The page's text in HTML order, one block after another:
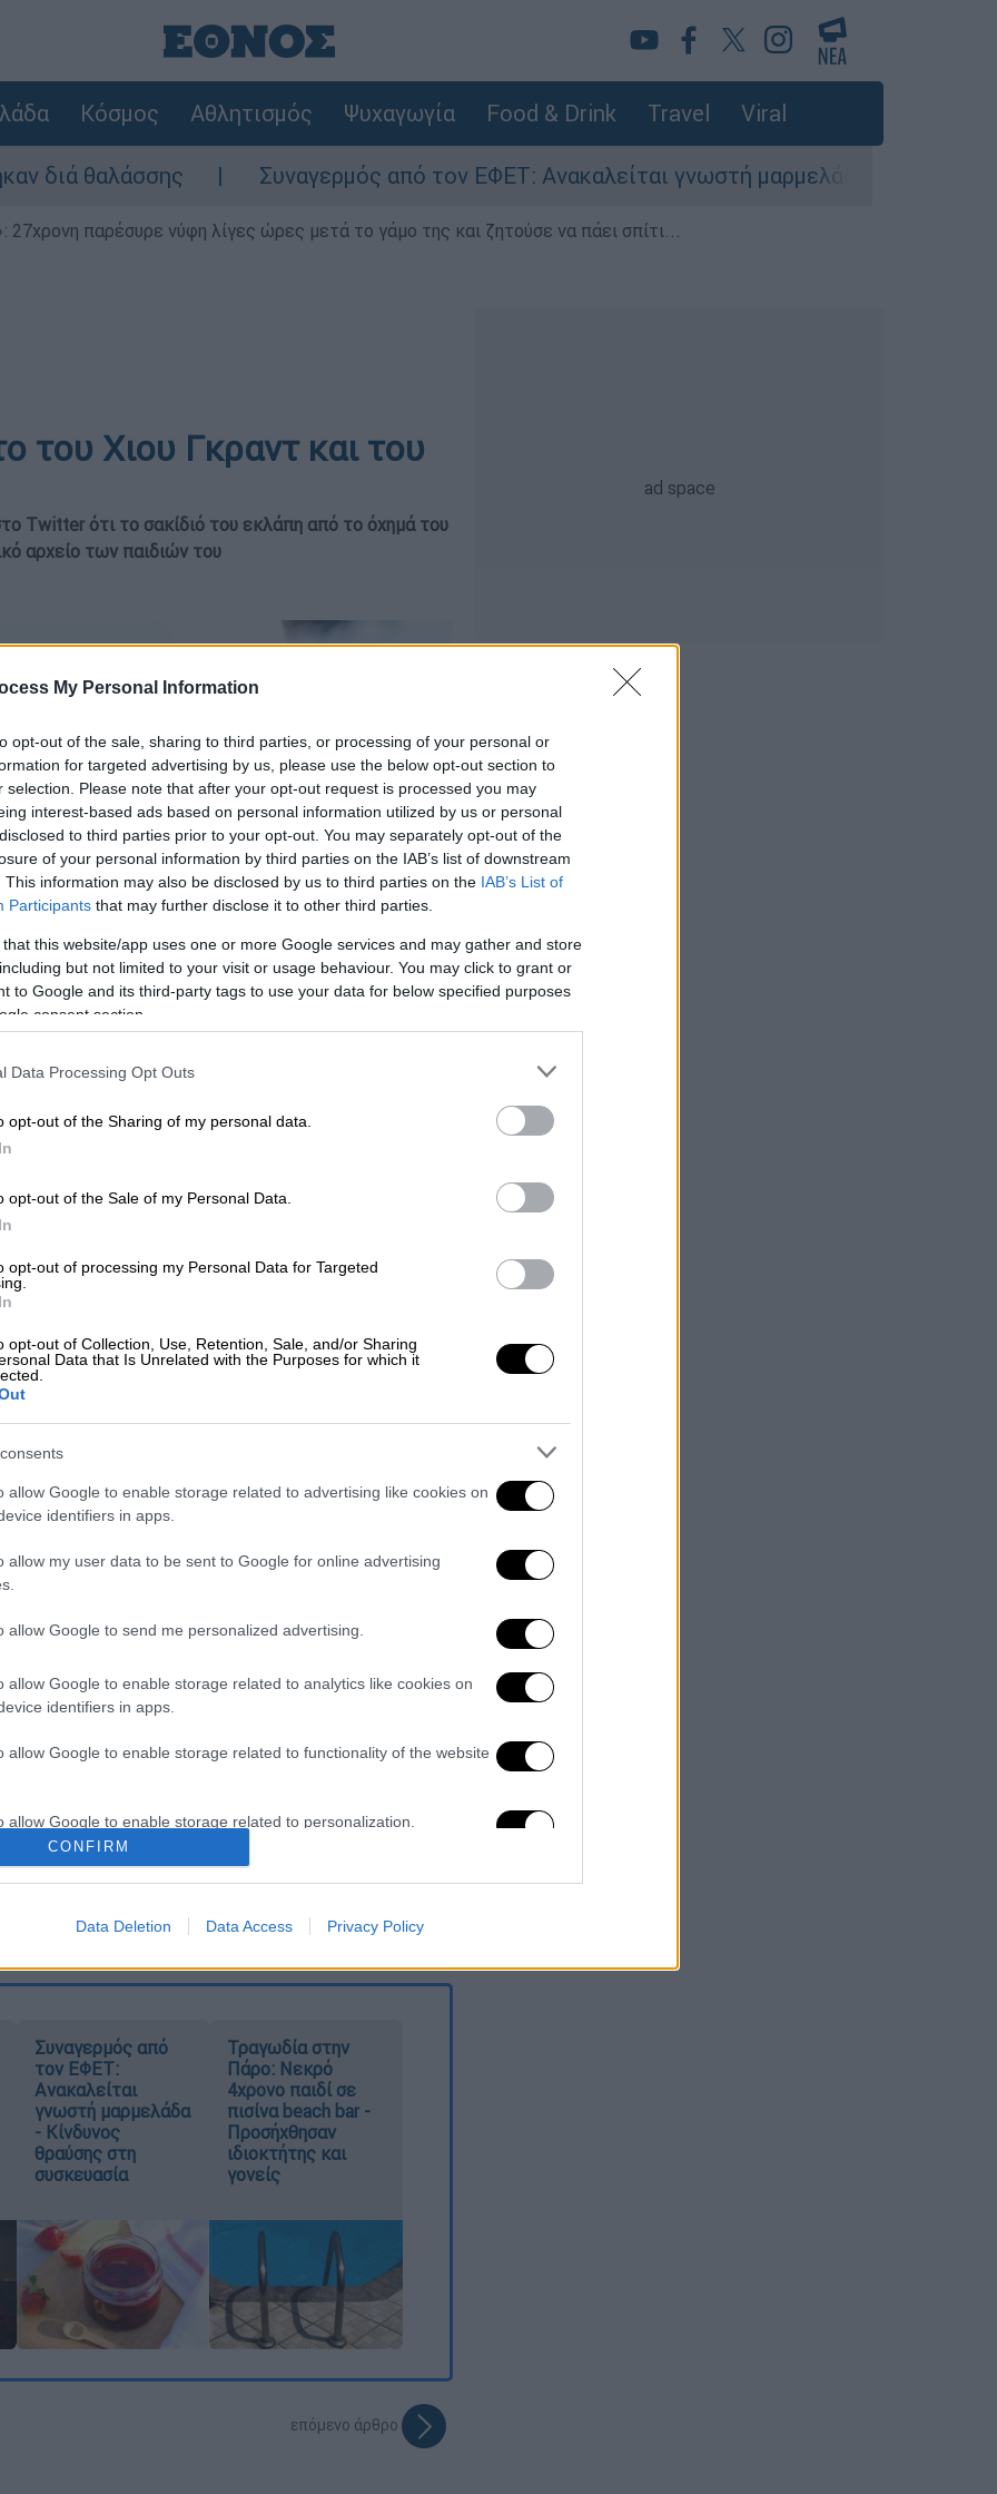
My Personal Information
opt-out of the sale, sharing to third parties, or processing of your personal or
for targeted advertising by us, please use the below opt-out section to
selection. Please note that after your opt-out request is processed you may
interest-based ads based on personal information utilized by us or personal
to third parties prior to your opt-out. You may separately opt-out of the
of your personal information by third parties on the IAB’s list of downstream
This information may also be disclosed by us to third parties on the IAB’s List of
Participants that may further disclose it to other third parties.
that this website/app uses one or more Google services and may gather and store
but not limited to your visit or usage behaviour. You may click to grant or
to Google and its third-party tags to use your data for below specified purposes
consent section.
Data Processing Opt Outs
opt-out of the Sharing of my personal data.
opt-out of the Sale of my Personal Data.
opt-out of processing my Personal Data for Targeted
opt-out of Collection, Use, Retention, Sale, and/or Sharing
Data that Is Unrelated with the Purposes for which it
allow Google to enable storage related to advertising like cookies on
identifiers in apps.
allow my user data to be sent to Google for online advertising
allow Google to send me personalized advertising.
allow Google to enable storage related to analytics like cookies on
identifiers in apps.
allow Google to enable storage related to functionality of the website
allow Google to enable storage related to personalization.
CONFIRM
Data Deletion Data Access Privacy Policy
Κόσμος Αθλητισμός Ψυχαγωγία Food & Drink Travel Viral
θαλάσσης Συναγερμός από τον ΕΦΕΤ: Ανακαλείται γνωστή μαρμελάδα - Κίνδυνος
παρέσυρε νύφη λίγες ώρες μετά το γάμο της και ζητούσε να πάει σπίτι...
του Χιου Γκραντ και του
Twitter ότι το σακίδιό του εκλάπη από το όχημά του
αρχείο των παιδιών του
Χιου Γκραντ, ο οποίος κατέφυγε στα
προκειμένου να απευθύνει έκκληση για
όταν κακοποιοί διέρρηξαν το
στο Twitter ότι το σακίδιό του εκλάπη
το ιατρικό αρχείο των παιδιών του
ποιος διέρρηξε το αυτοκίνητό μου
προσπαθήστε να τον πείσετε
μου» έγραψε ο Γκραντ στους 335.000
knows who broke into my car tonight
persuade them to at least return my
and ideas. And perhaps my children’s
St Mary's Ealing Green W5 5EN*
January 13, 2019
πρόσθεσε ο ίδιος χωρίς να δώσει
έγγραφο, ενώ ζήτησε τα
Coach Films στο δυτικό Λονδίνο.
Συναγερμός από
τον ΕΦΕΤ:
Ανακαλείται
γνωστή μαρμελάδα
- Κίνδυνος
θραύσης στη
συσκευασία
Τραγωδία στην
Πάρο: Νεκρό
4χρονο παιδί σε
πισίνα beach bar -
Προσήχθησαν
ιδιοκτήτης και
γονείς
επόμενο άρθρο